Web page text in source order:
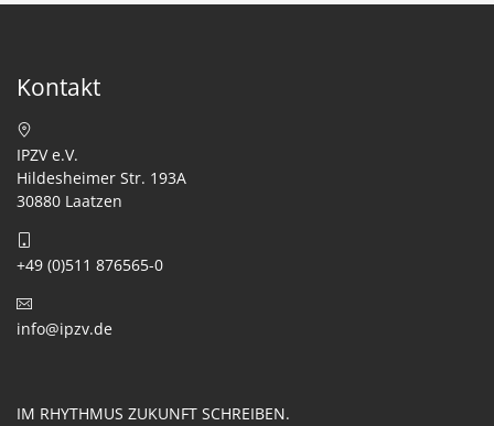
Kontakt
IPZV e.V.
Hildesheimer Str. 193A
30880 Laatzen
+49 (0)511 876565-0
info@ipzv.de
IM RHYTHMUS ZUKUNFT SCHREIBEN.